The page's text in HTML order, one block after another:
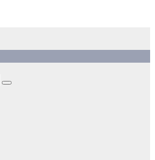
汽车，HMI，人车交互，智能车